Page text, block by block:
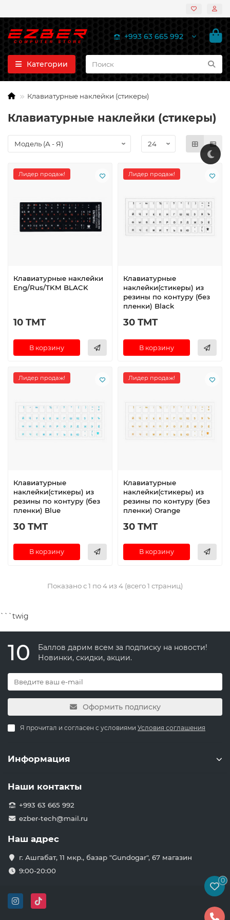
+993 63 665 992
Категории
Клавиатурные наклейки (стикеры)
Клавиатурные наклейки (стикеры)
Лидер продаж!
Клавиатурные наклейки
Eng/Rus/TKM BLACK
10 TMT
В корзину
Лидер продаж!
Клавиатурные
наклейки(стикеры) из
резины по контуру (без
пленки) Black
30 TMT
В корзину
Лидер продаж!
Клавиатурные
наклейки(стикеры) из
резины по контуру (без
пленки) Blue
30 TMT
В корзину
Лидер продаж!
Клавиатурные
наклейки(стикеры) из
резины по контуру (без
пленки) Orange
30 TMT
В корзину
Показано с 1 по 4 из 4 (всего 1 страниц)
```twig
10
Баллов дарим всем за подписку на новости!
Новинки, скидки, акции.
Оформить подписку
Я прочитал и согласен с условиями Условия соглашения
Информация
Наши контакты
+993 63 665 992
ezber-tech@mail.ru
Наш адрес
г. Ашгабат, 11 мкр., базар "Gundogar", 67 магазин
9:00-20:00
0